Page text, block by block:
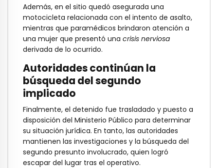
Además, en el sitio quedó asegurada una
motocicleta relacionada con el intento de asalto,
mientras que paramédicos brindaron atención a
una mujer que presentó una crisis nerviosa
derivada de lo ocurrido.
Autoridades continúan la
búsqueda del segundo
implicado
Finalmente, el detenido fue trasladado y puesto a
disposición del Ministerio Público para determinar
su situación jurídica. En tanto, las autoridades
mantienen las investigaciones y la búsqueda del
segundo presunto involucrado, quien logró
escapar del lugar tras el operativo.